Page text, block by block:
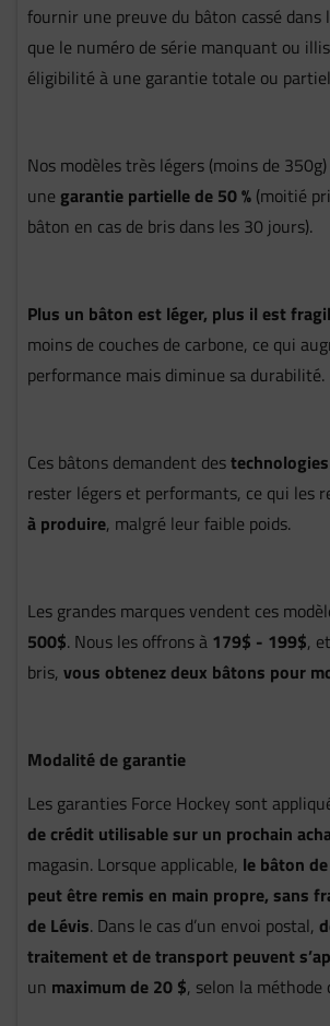
fournir une preuve du bâton cassé dans
que le numéro de série manquant ou
éligibilité à une garantie totale ou
Nos modèles très légers (moins de
une garantie partielle de 50 % (moitié
bâton en cas de bris dans les 30 jours).
Plus un bâton est léger, plus il est
moins de couches de carbone, ce qui
performance mais diminue sa durabilité.
Ces bâtons demandent des
rester légers et performants, ce qui les
à produire, malgré leur faible poids.
Les grandes marques vendent ces
500$. Nous les offrons à 179$ - 199$,
bris, vous obtenez deux bâtons pour
Modalité de garantie
Les garanties Force Hockey sont
de crédit utilisable sur un prochain
magasin. Lorsque applicable, le bâton
peut être remis en main propre, sans
de Lévis. Dans le cas d’un envoi postal,
traitement et de transport peuvent
un maximum de 20 $, selon la méthode